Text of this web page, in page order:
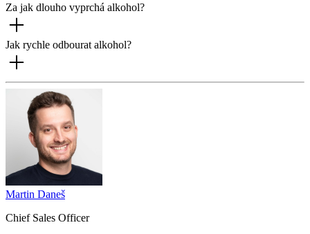
Za jak dlouho vyprchá alkohol?
Jak rychle odbourat alkohol?
Martin Daneš
Chief Sales Officer